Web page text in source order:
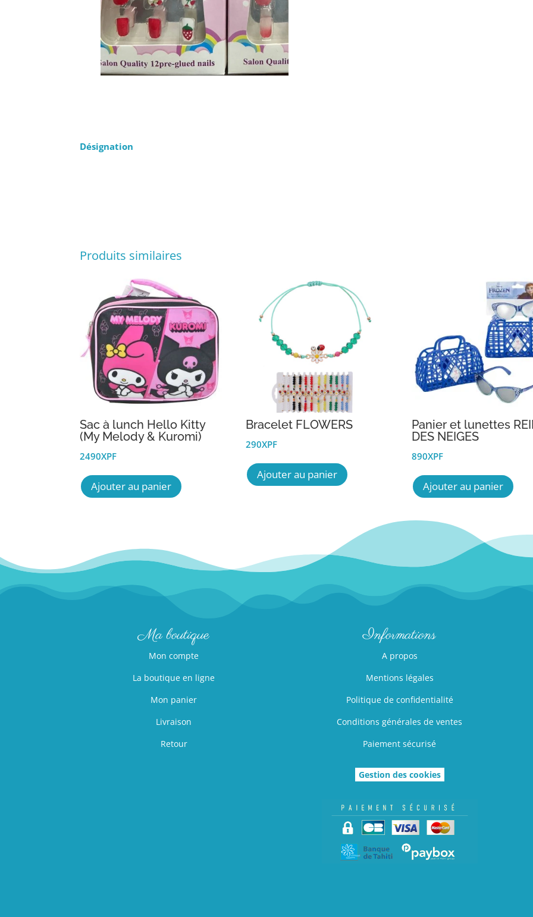
Désignation
Produits similaires
Sac à lunch Hello Kitty
(My Melody & Kuromi)
2490XPF
Ajouter au panier
Bracelet FLOWERS
290XPF
Ajouter au panier
Panier et lunettes
DES NEIGES
890XPF
Ajouter au panier
Ma boutique
Mon compte
La boutique en ligne
Mon panier
Livraison
Retour
Informations
A propos
Mentions légales
Politique de confidentialité
Conditions générales de ventes
Paiement sécurisé
Gestion des cookies